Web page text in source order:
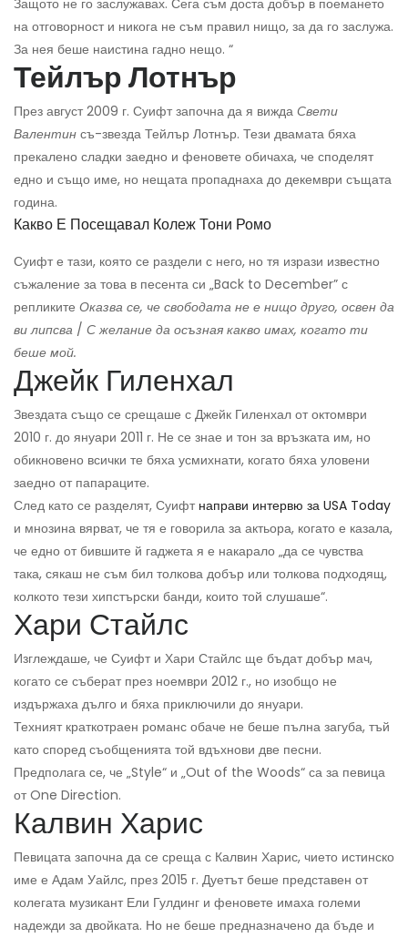
Защото не го заслужавах. Сега съм доста добър в поемането
на отговорност и никога не съм правил нищо, за да го заслужа.
За нея беше наистина гадно нещо. “
Тейлър Лотнър
През август 2009 г. Суифт започна да я вижда Свети
Валентин съ-звезда Тейлър Лотнър. Тези двамата бяха
прекалено сладки заедно и феновете обичаха, че споделят
едно и също име, но нещата пропаднаха до декември същата
година.
Какво Е Посещавал Колеж Тони Ромо
Суифт е тази, която се раздели с него, но тя изрази известно
съжаление за това в песента си „Back to December” с
репликите Оказва се, че свободата не е нищо друго, освен да
ви липсва / С желание да осъзная какво имах, когато ти
беше мой.
Джейк Гиленхал
Звездата също се срещаше с Джейк Гиленхал от октомври
2010 г. до януари 2011 г. Не се знае и тон за връзката им, но
обикновено всички те бяха усмихнати, когато бяха уловени
заедно от папараците.
След като се разделят, Суифт направи интервю за USA Today
и мнозина вярват, че тя е говорила за актьора, когато е казала,
че едно от бившите й гаджета я е накарало „да се чувства
така, сякаш не съм бил толкова добър или толкова подходящ,
колкото тези хипстърски банди, които той слушаше“.
Хари Стайлс
Изглеждаше, че Суифт и Хари Стайлс ще бъдат добър мач,
когато се съберат през ноември 2012 г., но изобщо не
издържаха дълго и бяха приключили до януари.
Техният краткотраен романс обаче не беше пълна загуба, тъй
като според съобщенията той вдъхнови две песни.
Предполага се, че „Style“ и „Out of the Woods“ са за певица
от One Direction.
Калвин Харис
Певицата започна да се среща с Калвин Харис, чието истинско
име е Адам Уайлс, през 2015 г. Дуетът беше представен от
колегата музикант Ели Гулдинг и феновете имаха големи
надежди за двойката. Но не беше предназначено да бъде и